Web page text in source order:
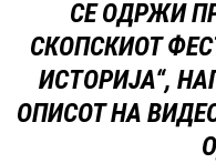
СЕ ОДРЖИ
СКОПСКИОТ
ИСТОРИЈА“,
ОПИСОТ НА